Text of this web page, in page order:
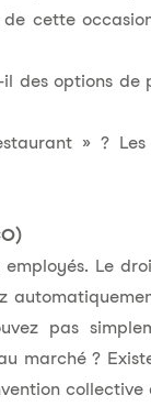
cette
des options de
» ? Les
Le
pas
marché ?